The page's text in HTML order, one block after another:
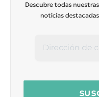
Descubre todas
noticias